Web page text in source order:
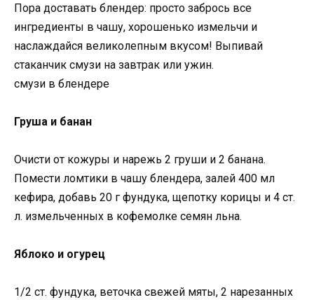
Пора доставать блендер: просто забрось все
ингредиенты в чашу, хорошенько измельчи и
наслаждайся великолепным вкусом! Выпивай
стаканчик смузи на завтрак или ужин.
смузи в блендере
Груша и банан
Очисти от кожуры и нарежь 2 груши и 2 банана.
Помести ломтики в чашу блендера, залей 400 мл
кефира, добавь 20 г фундука, щепотку корицы и 4 ст.
л. измельченных в кофемолке семян льна.
Яблоко и огурец
1/2 ст. фундука, веточка свежей мяты, 2 нарезанных